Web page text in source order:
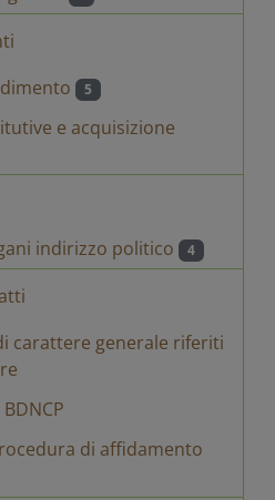
5
e acquisizione
indirizzo politico
4
carattere generale riferiti
di affidamento